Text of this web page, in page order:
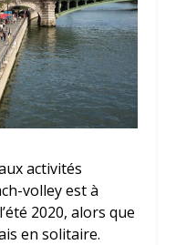
activités
volley est à
2020, alors que
en solitaire.